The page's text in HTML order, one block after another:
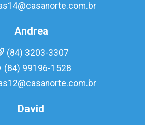
Andrea
(84) 3203-3307
(84) 99196-1528
David